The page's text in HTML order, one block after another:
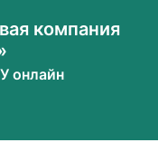
компания
онлайн